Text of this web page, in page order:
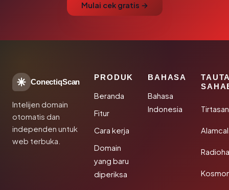
Mulai cek gratis →
ConectiqScan
Intelijen domain
otomatis dan
independen untuk
web terbuka.
PRODUK
Beranda
Fitur
Cara kerja
Domain
yang baru
diperiksa
BAHASA
Bahasa
Indonesia